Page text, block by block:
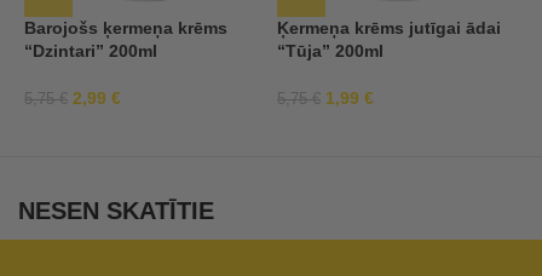
Barojošs ķermeņa krēms
“Dzintari” 200ml
5,75€ 2,99 €
Ķermeņa krēms jutīgai ādai
“Tūja” 200ml
5,75€ 1,99 €
NESEN SKATĪTIE